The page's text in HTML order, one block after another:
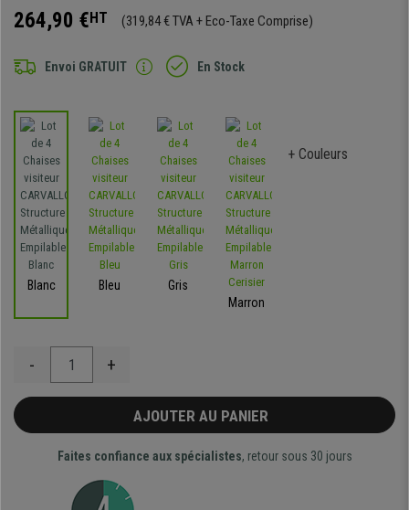
264,90 €HT (319,84 € TVA + Eco-Taxe Comprise)
Envoi GRATUIT En Stock
Blanc Bleu
Gris
Marron
+ Couleurs
- +
AJOUTER AU PANIER
Faites confiance aux spécialistes, retour sous 30 jours